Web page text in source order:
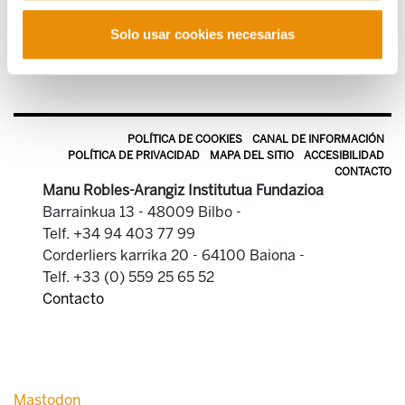
Solo usar cookies necesarias
POLÍTICA DE COOKIES
CANAL DE INFORMACIÓN
POLÍTICA DE PRIVACIDAD
MAPA DEL SITIO
ACCESIBILIDAD
CONTACTO
Manu Robles-Arangiz Institutua Fundazioa
Barrainkua 13 - 48009 Bilbo -
Telf. +34 94 403 77 99
Corderliers karrika 20 - 64100 Baiona -
Telf. +33 (0) 559 25 65 52
Contacto
Mastodon